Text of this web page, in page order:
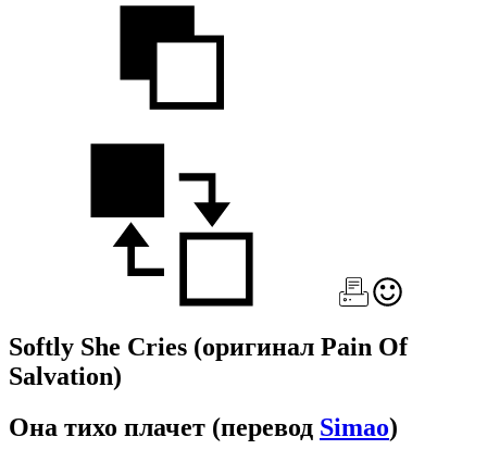
Softly She Cries (оригинал Pain Of
Salvation)
Она тихо плачет (перевод Simao)